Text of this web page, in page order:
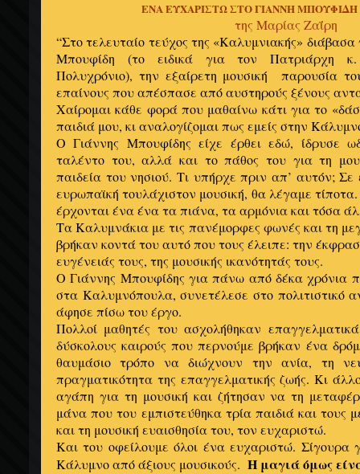
ΕΝΑ ΕΥΧΑΡΙΣΤΩ ΣΤΟ ΓΙΑΝΝΗ
της Μαρίας Ζαΐρη
“Στο τελευταίο τεύχος της «Καλυμνιακής»
Μπουφίδη (το ειδικά για τον Πατριάρχη κ.
Πολυχρόνιο), την εξαίρετη μουσική παρουσία
επαίνους που απέσπασε από αυστηρούς ξένους
Χαίρομαι κάθε φορά που μαθαίνω κάτι για το
παιδιά μου, κι αναλογίζομαι πως εμείς στην
Ο Γιάννης Μπουφίδης είχε έρθει εδώ, ίδρυσε
ταλέντο του, αλλά και το πάθος του για τη
παιδεία του νησιού. Τι υπήρχε πριν απ’ αυτόν; Σε
ευρωπαϊκή τουλάχιστον μουσική, θα λέγαμε
έρχονται ένα ένα τα πιάνα, τα αρμόνια και τόσα
Τα Καλυμνάκια με τις πανέμορφες φωνές και τη
βρήκαν κοντά του αυτό που τους έλειπε: την
ευγένειάς τους, της μουσικής ικανότητάς τους.
Ο Γιάννης Μπουφίδης για πάνω από δέκα χρόνια
στα Καλυμνόπουλα, συνετέλεσε στο πολιτιστικό
άφησε πίσω του έργο.
Πολλοί μαθητές του ασχολήθηκαν
δύσκολους καιρούς που περνούμε βρήκαν ένα
θαυμάσιο τρόπο να διώχνουν την ανία, τη
πραγματικότητα της επαγγελματικής ζωής. Κι
αγάπη για τη μουσική και ζήτησαν να τη
μάνα που του εμπιστεύθηκα τρία παιδιά και τους
και τη μουσική ευαισθησία του, τον ευχαριστώ.
Και του οφείλουμε όλοι ένα ευχαριστώ. Σίγουρα
Κάλυμνο από άξιους μουσικούς. Η μαγιά όμως